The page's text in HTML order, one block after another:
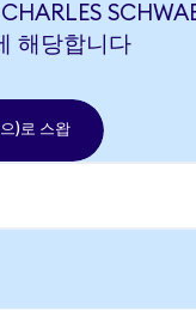
해당합니다
)로 스왑